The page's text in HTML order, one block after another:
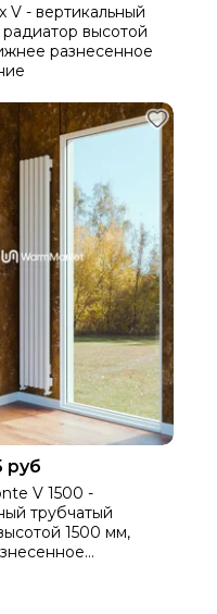
V - вертикальный
высотой
разнесенное
руб
V 1500 -
трубчатый
1500 мм,